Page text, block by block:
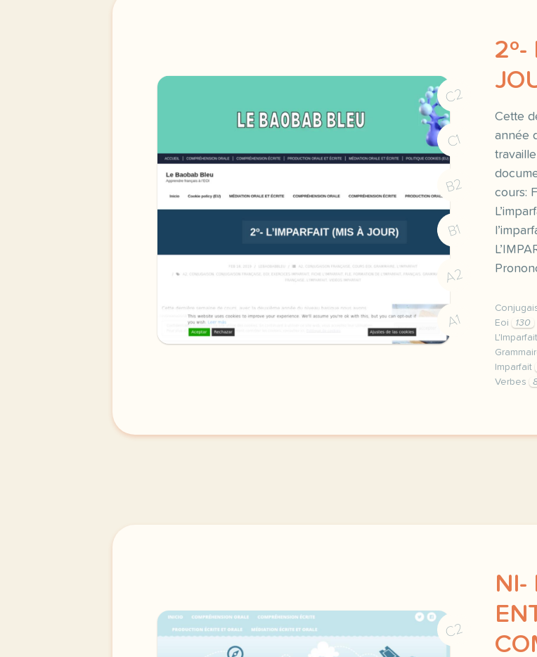
C2
C1
B2
B1
A2
A1
2º-
Cette
année
cours:
Eoi
130
L'Imparfait
Imparfait
Verbes
C2
NI-